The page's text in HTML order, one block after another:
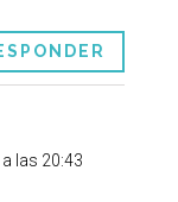
las 20:43